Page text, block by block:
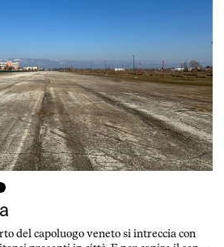
del capoluogo veneto si intreccia con